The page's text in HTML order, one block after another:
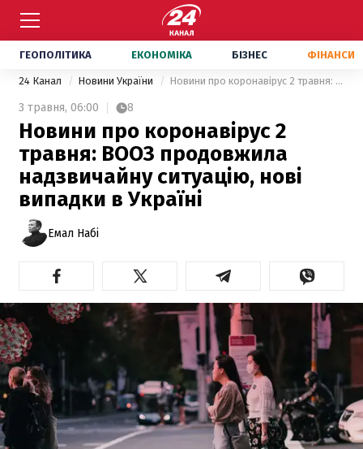
ГЕОПОЛІТИКА ЕКОНОМІКА БІЗНЕС ФІНАНСИ
24 Канал Новини України Новини про коронавірус 2 травня: ВООЗ продовжила надзвичайну ситуацію, нові випадки в Україні
3 травня, 06:00 8
Новини про коронавірус 2
травня: ВООЗ продовжила
надзвичайну ситуацію, нові
випадки в Україні
Емал Набі